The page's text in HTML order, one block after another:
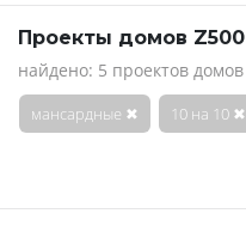
Проекты домов Z500
найдено: 5 проектов домов
мансардные ✖ 10 на 10 ✖